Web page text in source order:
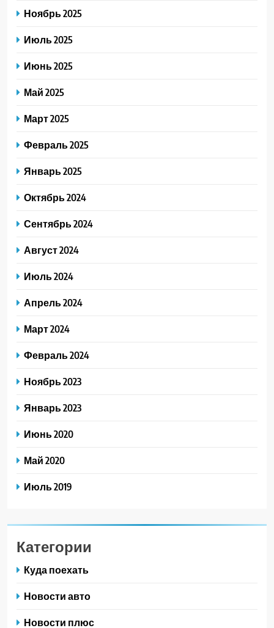
Ноябрь 2025
Июль 2025
Июнь 2025
Май 2025
Март 2025
Февраль 2025
Январь 2025
Октябрь 2024
Сентябрь 2024
Август 2024
Июль 2024
Апрель 2024
Март 2024
Февраль 2024
Ноябрь 2023
Январь 2023
Июнь 2020
Май 2020
Июль 2019
Категории
Куда поехать
Новости авто
Новости плюс